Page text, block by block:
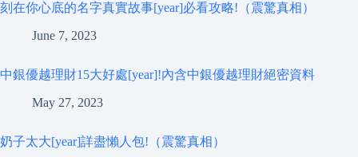
刻在你心底的名字真實故事[year]必看攻略!（震驚真相）
June 7, 2023
中銀優越理財15大好處[year]!內含中銀優越理財絕密資料
May 27, 2023
奶子太大[year]詳盡懶人包!（震驚真相）